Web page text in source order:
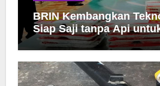
BRIN Kembangkan
Siap Saji tanpa Api
Jamah Haji